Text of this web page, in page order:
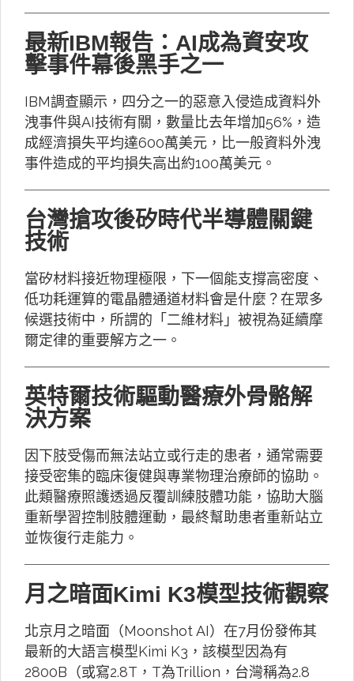
最新IBM報告：AI成為資安攻
擊事件幕後黑手之一
IBM調查顯示，四分之一的惡意入侵造成資料外
洩事件與AI技術有關，數量比去年增加56%，造
成經濟損失平均達600萬美元，比一般資料外洩
事件造成的平均損失高出約100萬美元。
台灣搶攻後矽時代半導體關鍵
技術
當矽材料接近物理極限，下一個能支撐高密度、
低功耗運算的電晶體通道材料會是什麼？在眾多
候選技術中，所謂的「二維材料」被視為延續摩
爾定律的重要解方之一。
英特爾技術驅動醫療外骨骼解
決方案
因下肢受傷而無法站立或行走的患者，通常需要
接受密集的臨床復健與專業物理治療師的協助。
此類醫療照護透過反覆訓練肢體功能，協助大腦
重新學習控制肢體運動，最終幫助患者重新站立
並恢復行走能力。
月之暗面Kimi K3模型技術觀察
北京月之暗面（Moonshot AI）在7月份發佈其
最新的大語言模型Kimi K3，該模型因為有
2800B（或寫2.8T，T為Trillion，台灣稱為2.8